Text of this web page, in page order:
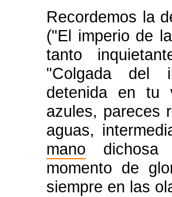
Recordemos la
("El imperio de
tanto
"Colgada del
detenida en tu
azules, pareces
aguas,
mano dichosa
momento de
siempre en las